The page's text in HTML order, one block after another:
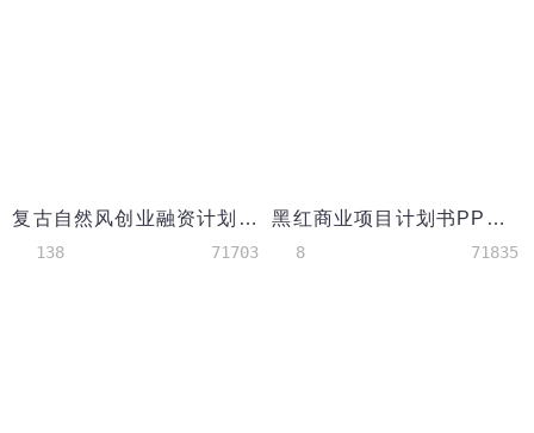
复古自然风创业融资计划书PPT模板
138 71703
黑红商业项目计划书PPT模板
8 71835